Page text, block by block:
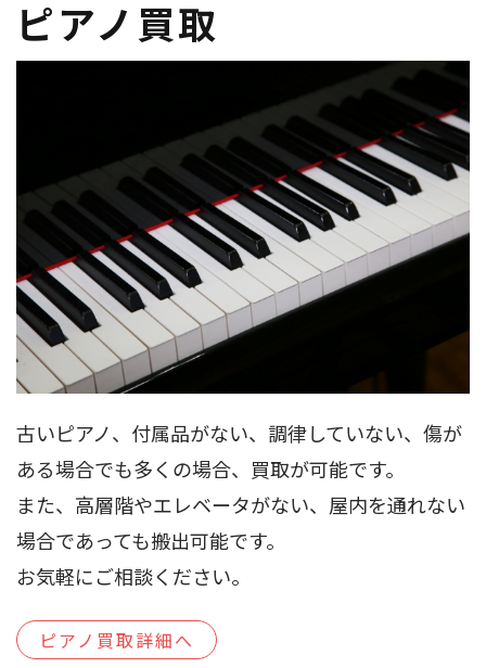
ピアノ買取
古いピアノ、付属品がない、調律していない、傷が
ある場合でも多くの場合、買取が可能です。
また、高層階やエレベータがない、屋内を通れない
場合であっても搬出可能です。
お気軽にご相談ください。
ピアノ買取詳細へ